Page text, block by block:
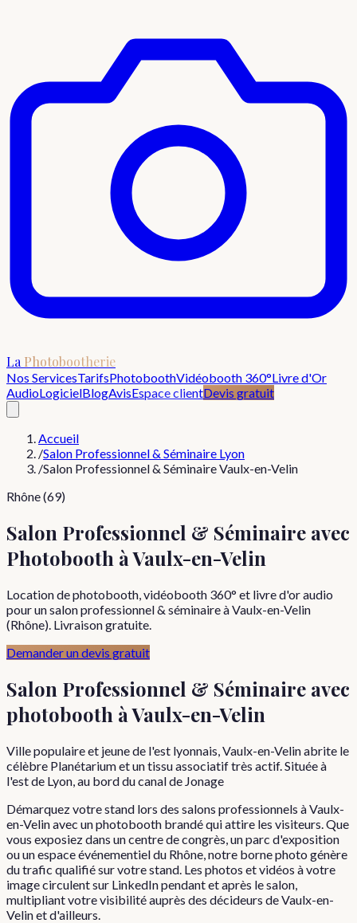
La Photobootherie
Nos ServicesTarifsPhotoboothVidéobooth 360°Livre d'Or
AudioLogicielBlogAvisEspace clientDevis gratuit
Accueil
/Salon Professionnel & Séminaire Lyon
/Salon Professionnel & Séminaire Vaulx-en-Velin
Rhône (69)
Salon Professionnel & Séminaire avec
Photobooth à Vaulx-en-Velin
Location de photobooth, vidéobooth 360° et livre d'or audio
pour un salon professionnel & séminaire à Vaulx-en-Velin
(Rhône). Livraison gratuite.
Demander un devis gratuit
Salon Professionnel & Séminaire avec
photobooth àVaulx-en-Velin
Ville populaire et jeune de l'est lyonnais, Vaulx-en-Velin abrite le
célèbre Planétarium et un tissu associatif très actif. Située à
l'est de Lyon, au bord du canal de Jonage
Démarquez votre stand lors des salons professionnels à Vaulx-
en-Velin avec un photobooth brandé qui attire les visiteurs. Que
vous exposiez dans un centre de congrès, un parc d'exposition
ou un espace événementiel du Rhône, notre borne photo génère
du trafic qualifié sur votre stand. Les photos et vidéos à votre
image circulent sur LinkedIn pendant et après le salon,
multipliant votre visibilité auprès des décideurs de Vaulx-en-
Velin et d'ailleurs.